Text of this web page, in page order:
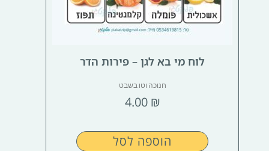
לוח מי בא לגן – פירות הדר
חנוכה וטו בשבט
4.00 ₪
הוספה לסל